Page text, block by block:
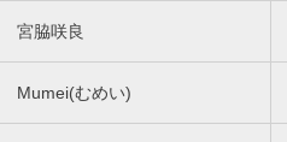
宮脇咲良
Mumei(むめい)